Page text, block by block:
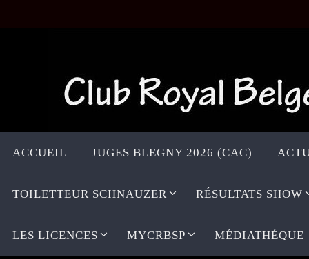
Passer
versACCUEIL JUGES BLEGNY 2026 (CAC)
TOILETTEUR SCHNAUZER RÉSULTATS SHOW
LES LICENCES MYCRBSP MÉDIATHÉQUE